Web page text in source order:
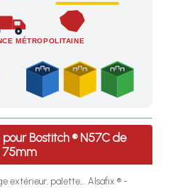
MÉTROPOLITAINE
offerts en France
Bostitch ® N57C de
75mm
extérieur, palette,... Alsafix ® -